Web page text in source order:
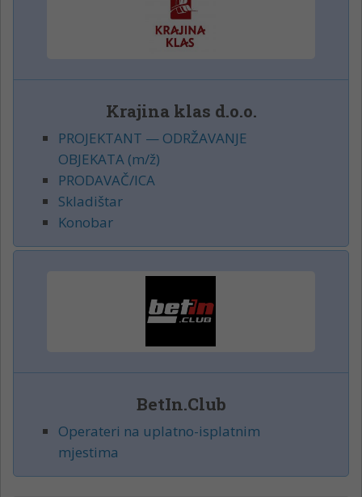
Krajina klas d.o.o.
PROJEKTANT — ODRŽAVANJE
OBJEKATA (m/ž)
PRODAVAČ/ICA
Skladištar
Konobar
BetIn.Club
Operateri na uplatno-isplatnim
mjestima